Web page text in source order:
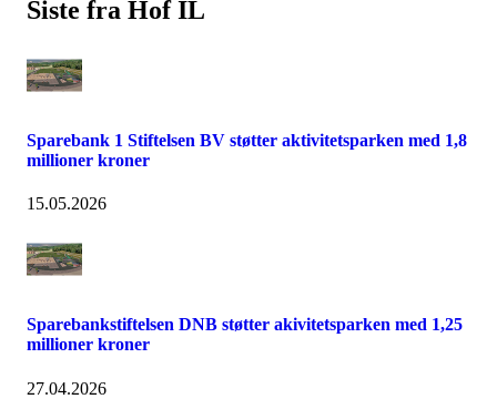
Siste fra Hof IL
Sparebank 1 Stiftelsen BV støtter aktivitetsparken med 1,8
millioner kroner
15.05.2026
Sparebankstiftelsen DNB støtter akivitetsparken med 1,25
millioner kroner
27.04.2026